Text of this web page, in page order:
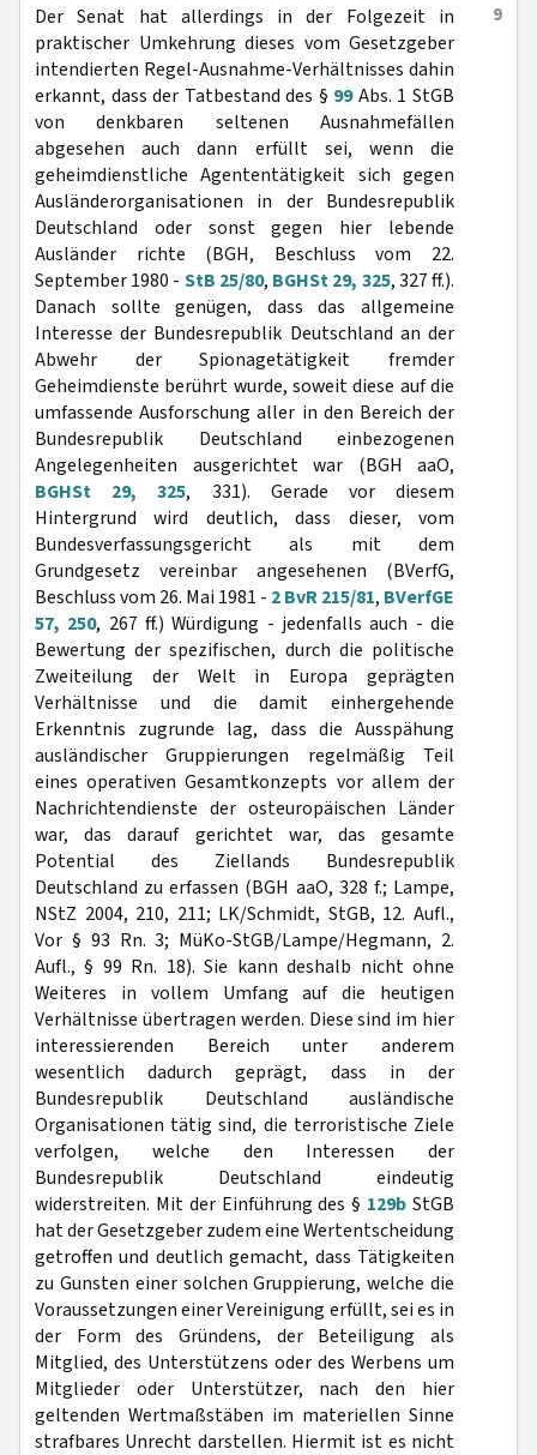
9
Der Senat hat allerdings in der Folgezeit in
praktischer Umkehrung dieses vom Gesetzgeber
intendierten Regel-Ausnahme-Verhältnisses dahin
erkannt, dass der Tatbestand des § 99Abs. 1 StGB
von denkbaren seltenen Ausnahmefällen
abgesehen auch dann erfüllt sei, wenn die
geheimdienstliche Agententätigkeit sich gegen
Ausländerorganisationen in der Bundesrepublik
Deutschland oder sonst gegen hier lebende
Ausländer richte (BGH, Beschluss vom 22.
September 1980 - StB 25/80, BGHSt 29, 325, 327 ff.).
Danach sollte genügen, dass das allgemeine
Interesse der Bundesrepublik Deutschland an der
Abwehr der Spionagetätigkeit fremder
Geheimdienste berührt wurde, soweit diese auf die
umfassende Ausforschung aller in den Bereich der
Bundesrepublik Deutschland einbezogenen
Angelegenheiten ausgerichtet war (BGH aaO,
BGHSt 29, 325, 331). Gerade vor diesem
Hintergrund wird deutlich, dass dieser, vom
Bundesverfassungsgericht als mit dem
Grundgesetz vereinbar angesehenen (BVerfG,
Beschluss vom 26. Mai 1981 - 2 BvR 215/81, BVerfGE
57, 250, 267 ff.) Würdigung - jedenfalls auch - die
Bewertung der spezifischen, durch die politische
Zweiteilung der Welt in Europa geprägten
Verhältnisse und die damit einhergehende
Erkenntnis zugrunde lag, dass die Ausspähung
ausländischer Gruppierungen regelmäßig Teil
eines operativen Gesamtkonzepts vor allem der
Nachrichtendienste der osteuropäischen Länder
war, das darauf gerichtet war, das gesamte
Potential des Ziellands Bundesrepublik
Deutschland zu erfassen (BGH aaO, 328 f.; Lampe,
NStZ 2004, 210, 211; LK/Schmidt, StGB, 12. Aufl.,
Vor § 93 Rn. 3; MüKo-StGB/Lampe/Hegmann, 2.
Aufl., § 99 Rn. 18). Sie kann deshalb nicht ohne
Weiteres in vollem Umfang auf die heutigen
Verhältnisse übertragen werden. Diese sind im hier
interessierenden Bereich unter anderem
wesentlich dadurch geprägt, dass in der
Bundesrepublik Deutschland ausländische
Organisationen tätig sind, die terroristische Ziele
verfolgen, welche den Interessen der
Bundesrepublik Deutschland eindeutig
widerstreiten. Mit der Einführung des § 129b StGB
hat der Gesetzgeber zudem eine Wertentscheidung
getroffen und deutlich gemacht, dass Tätigkeiten
zu Gunsten einer solchen Gruppierung, welche die
Voraussetzungen einer Vereinigung erfüllt, sei es in
der Form des Gründens, der Beteiligung als
Mitglied, des Unterstützens oder des Werbens um
Mitglieder oder Unterstützer, nach den hier
geltenden Wertmaßstäben im materiellen Sinne
strafbares Unrecht darstellen. Hiermit ist es nicht